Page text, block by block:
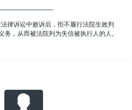
律诉讼中败诉后，拒不履行法院生效判
，从而被法院列为失信被执行人的人。